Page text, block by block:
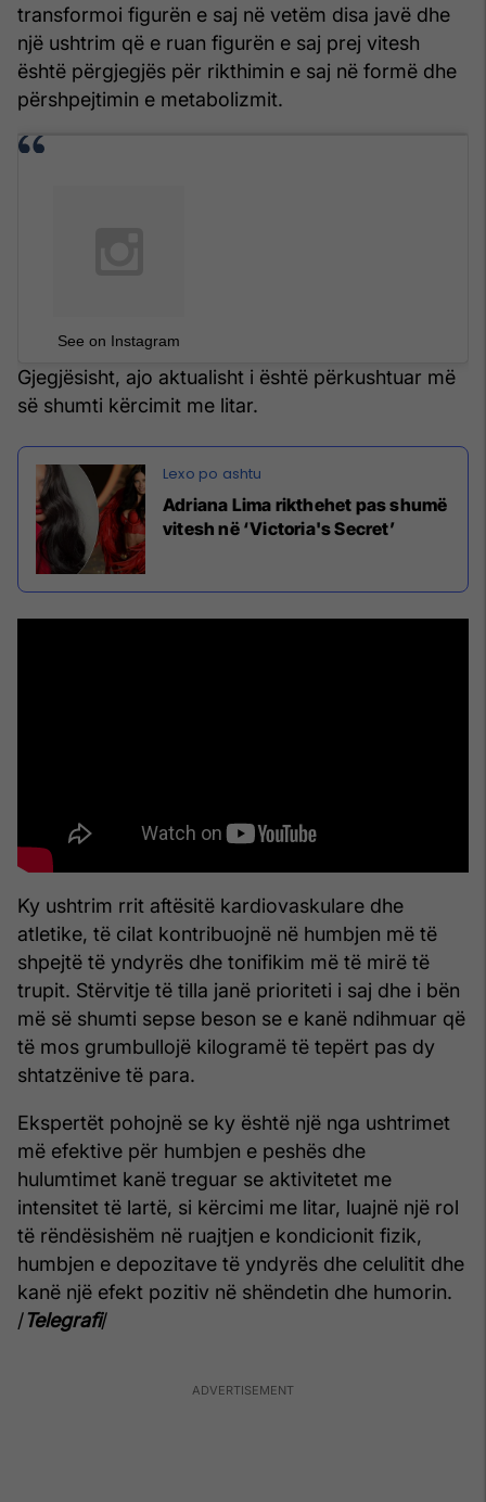
transformoi figurën e saj në vetëm disa javë dhe
një ushtrim që e ruan figurën e saj prej vitesh
është përgjegjës për rikthimin e saj në formë dhe
përshpejtimin e metabolizmit.
See on Instagram
Gjegjësisht, ajo aktualisht i është përkushtuar më
së shumti kërcimit me litar.
Adriana Lima rikthehet pas shumë
vitesh në ‘Victoria's Secret’
Ky ushtrim rrit aftësitë kardiovaskulare dhe
atletike, të cilat kontribuojnë në humbjen më të
shpejtë të yndyrës dhe tonifikim më të mirë të
trupit. Stërvitje të tilla janë prioriteti i saj dhe i bën
më së shumti sepse beson se e kanë ndihmuar që
të mos grumbullojë kilogramë të tepërt pas dy
shtatzënive të para.
Ekspertët pohojnë se ky është një nga ushtrimet
më efektive për humbjen e peshës dhe
hulumtimet kanë treguar se aktivitetet me
intensitet të lartë, si kërcimi me litar, luajnë një rol
të rëndësishëm në ruajtjen e kondicionit fizik,
humbjen e depozitave të yndyrës dhe celulitit dhe
kanë një efekt pozitiv në shëndetin dhe humorin.
/Telegrafi/